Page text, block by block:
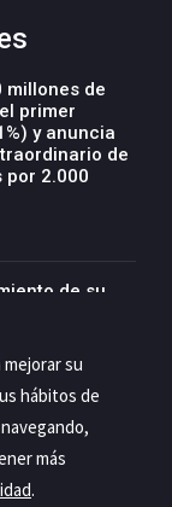
millones de
primer
y anuncia
de
por 2.000
de su
en siete
su
hábitos de
más
.